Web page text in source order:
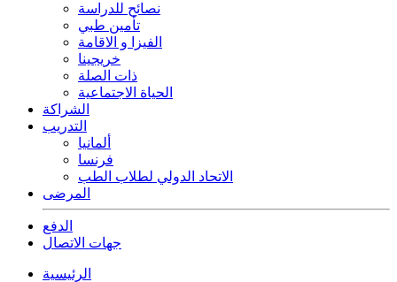
نصائح للدراسة
تأمين طبي
الفيزا و الاقامة
خريجينا
ذات الصلة
الحياة الاجتماعية
الشراكة
التدريب
ألمانيا
فرنسا
الاتحاد الدولي لطلاب الطب
المرضى
الدفع
جهات الاتصال
الرئيسية